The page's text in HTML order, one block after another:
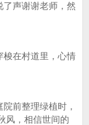
声谢谢老师，然
在村道里，心情
前整理绿植时，
风，相信世间的